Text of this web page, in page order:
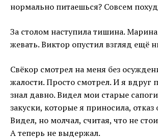
нормально питаешься? Совсем
За столом наступила тишина. Марина
жевать. Виктор опустил взгляд ещё
Свёкор смотрел на меня без
жалости. Просто смотрел. И я вдруг
знал давно. Видел мои старые
закуски, которые я приносила, отказ
Видел, но молчал, считая, что не
А теперь не выдержал.